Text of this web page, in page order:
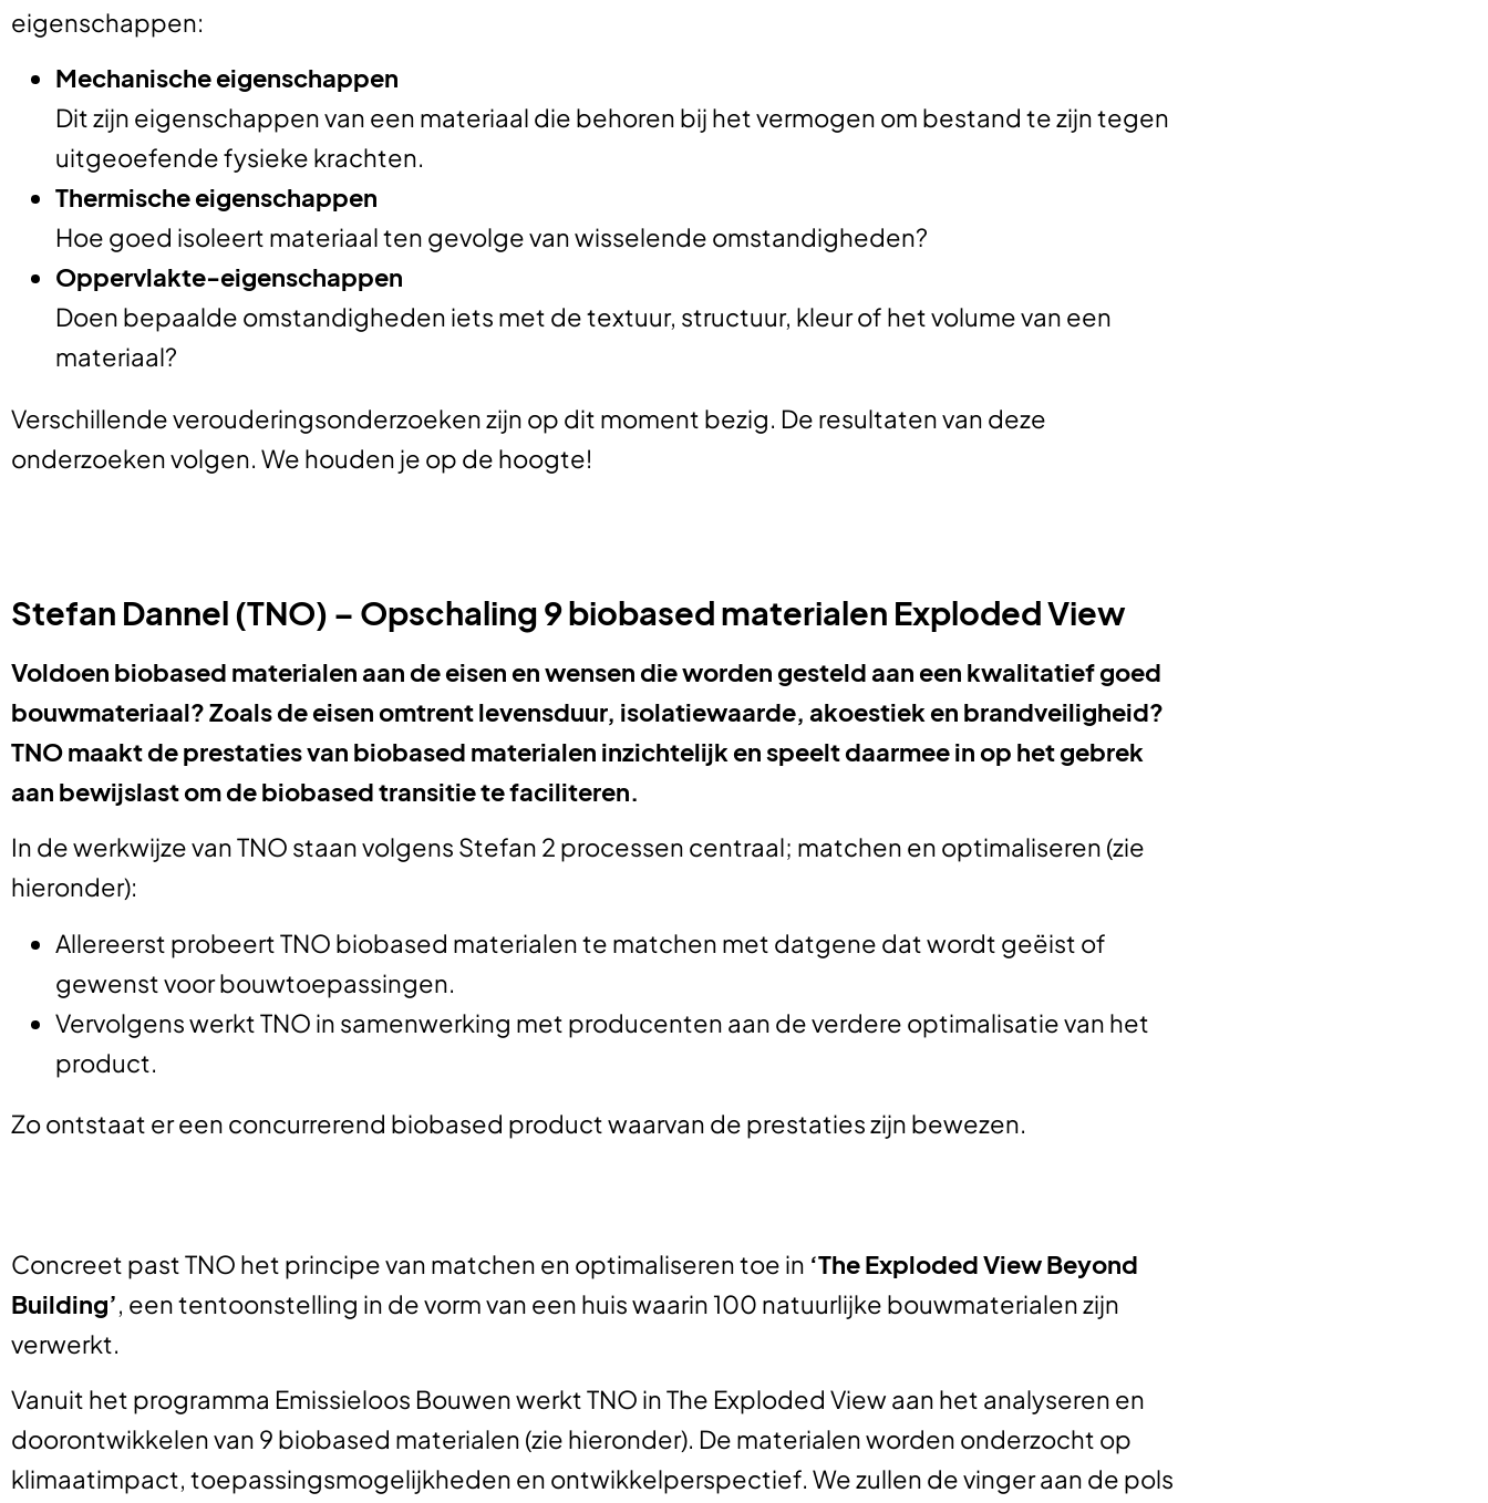
eigenschappen:
Mechanische eigenschappen
Dit zijn eigenschappen van een materiaal die behoren bij het vermogen om bestand te zijn tegen
uitgeoefende fysieke krachten.
Thermische eigenschappen
Hoe goed isoleert materiaal ten gevolge van wisselende omstandigheden?
Oppervlakte-eigenschappen
Doen bepaalde omstandigheden iets met de textuur, structuur, kleur of het volume van een
materiaal?
Verschillende verouderingsonderzoeken zijn op dit moment bezig. De resultaten van deze
onderzoeken volgen. We houden je op de hoogte!
Stefan Dannel (TNO) – Opschaling 9 biobased materialen Exploded View
Voldoen biobased materialen aan de eisen en wensen die worden gesteld aan een kwalitatief goed
bouwmateriaal? Zoals de eisen omtrent levensduur, isolatiewaarde, akoestiek en brandveiligheid?
TNO maakt de prestaties van biobased materialen inzichtelijk en speelt daarmee in op het gebrek
aan bewijslast om de biobased transitie te faciliteren.
In de werkwijze van TNO staan volgens Stefan 2 processen centraal; matchen en optimaliseren (zie
hieronder):
Allereerst probeert TNO biobased materialen te matchen met datgene dat wordt geëist of
gewenst voor bouwtoepassingen.
Vervolgens werkt TNO in samenwerking met producenten aan de verdere optimalisatie van het
product.
Zo ontstaat er een concurrerend biobased product waarvan de prestaties zijn bewezen.
Concreet past TNO het principe van matchen en optimaliseren toe in ‘The Exploded View Beyond
Building’, een tentoonstelling in de vorm van een huis waarin 100 natuurlijke bouwmaterialen zijn
verwerkt.
Vanuit het programma Emissieloos Bouwen werkt TNO in The Exploded View aan het analyseren en
doorontwikkelen van 9 biobased materialen (zie hieronder). De materialen worden onderzocht op
klimaatimpact, toepassingsmogelijkheden en ontwikkelperspectief. We zullen de vinger aan de pols